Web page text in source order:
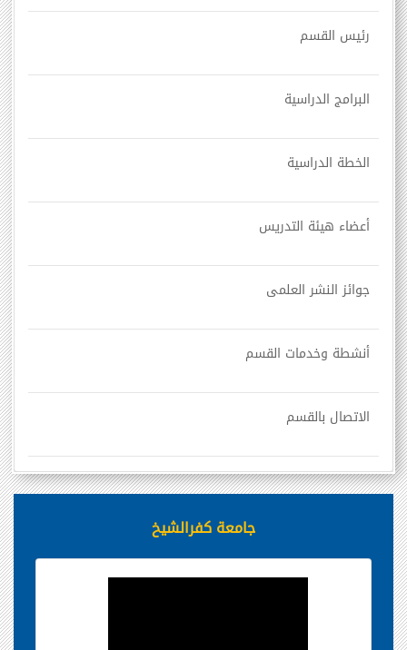
رئيس القسم
البرامج الدراسية
الخطة الدراسية
أعضاء هيئة التدريس
جوائز النشر العلمى
أنشطة وخدمات القسم
الاتصال بالقسم
جامعة كفرالشيخ